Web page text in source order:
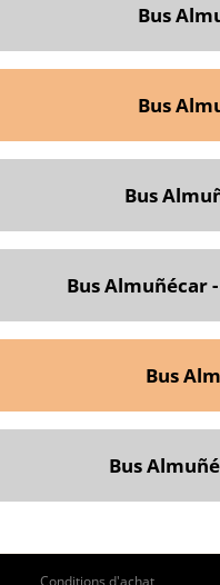
Bus
Bus
Bus
Bus Almuñécar
Bus
Bus
Conditions d'achat